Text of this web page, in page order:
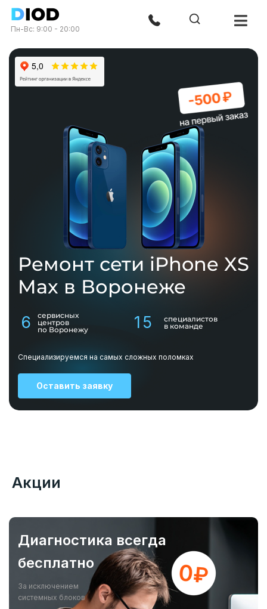
Пн-Вс: 9:00 - 20:00
Ремонт сети iPhone XS
Max в Воронеже
6
сервисных
центров
по Воронежу
15
специалистов
в команде
Специализируемся на самых сложных поломках
Оставить заявку
Акции
Диагностика всегда
бесплатно
За исключением
системных блоков